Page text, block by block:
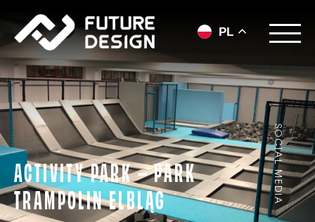
PL
SOCIAL MEDIA
ACTIVITY PARK – PARK
TRAMPOLIN ELBLĄG